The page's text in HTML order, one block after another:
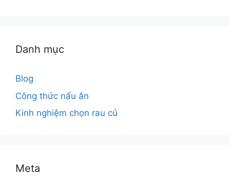
Danh mục
Blog
Công thức nấu ăn
Kinh nghiệm chọn rau củ
Meta